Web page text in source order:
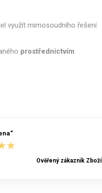
využít mimosoudního řešení
prostřednictvím
Ověřený zákazník Zboží